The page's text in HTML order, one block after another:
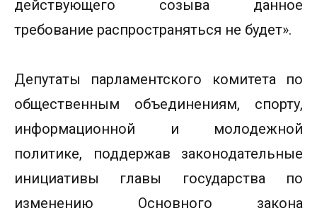
действующего созыва данное
требование распространяться не будет».
Депутаты парламентского комитета по
общественным объединениям, спорту,
информационной и молодежной
политике, поддержав законодательные
инициативы главы государства по
изменению Основного закона